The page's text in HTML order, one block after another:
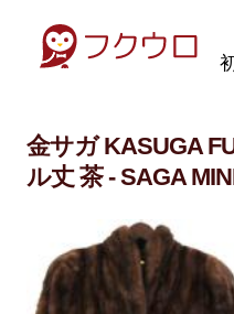
金サガ KASUGA
ル丈 茶 - SAGA